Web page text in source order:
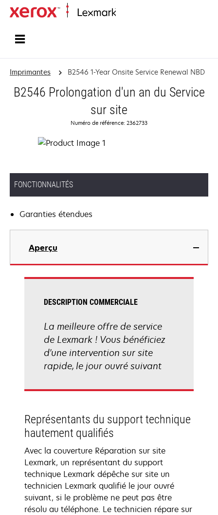
Imprimantes B2546 1-Year Onsite Service Renewal NBD
B2546 Prolongation d'un an du Service
sur site
Numéro de référence: 2362733
FONCTIONNALITÉS
Garanties étendues
Aperçu
DESCRIPTION COMMERCIALE
La meilleure offre de service
de Lexmark ! Vous bénéficiez
d'une intervention sur site
rapide, le jour ouvré suivant
Représentants du support technique
hautement qualifiés
Avec la couverture Réparation sur site
Lexmark, un représentant du support
technique Lexmark dépêche sur site un
technicien Lexmark qualifié le jour ouvré
suivant, si le problème ne peut pas être
résolu au téléphone. Le technicien répare sur